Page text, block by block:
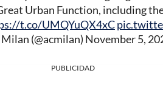
Urban Function, including
t.co/UMQYuQX4xC
(@acmilan) November 5,
PUBLICIDAD